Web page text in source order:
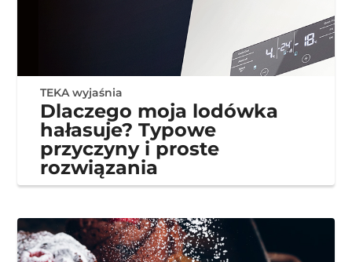
TEKA wyjaśnia
Dlaczego moja lodówka
hałasuje? Typowe
przyczyny i proste
rozwiązania